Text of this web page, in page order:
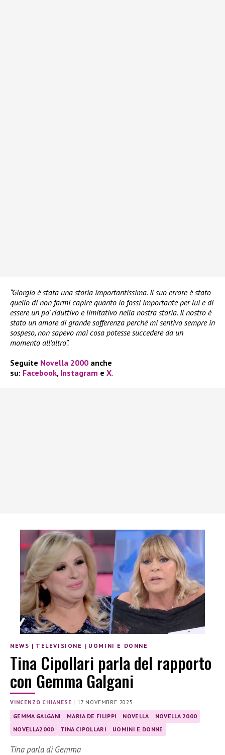
“Giorgio è stata una storia importantissima. Il suo errore è stato
quello di non farmi capire quanto io fossi importante per lui e di
essere un po’ riduttivo e limitativo nella nostra storia. Il nostro è
stato un amore di grande sofferenza perché mi sentivo sempre in
sospeso, non sapevo mai cosa potesse succedere da un
momento all’altro”.
Seguite Novella 2000 anche
su: Facebook, Instagram e X.
NEWS | TELEVISIONE | UOMINI E DONNE
Tina Cipollari parla del rapporto
con Gemma Galgani
VINCENZO CHIANESE | 17 NOVEMBRE 2025
GEMMA GALGANI MARIA DE FILIPPI NOVELLA
NOVELLA 2000
NOVELLA2000
TINA CIPOLLARI UOMINI E DONNE
Tina parla di Gemma